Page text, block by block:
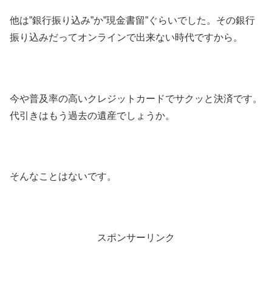
他は”銀行振り込み”か”現金書留”ぐらいでした。その銀行
振り込みだってオンラインで出来ない時代ですから。
今や普及率の高いクレジットカードでサクッと決済です。
代引きはもう過去の遺産でしょうか。
そんなことはないです。
スポンサーリンク